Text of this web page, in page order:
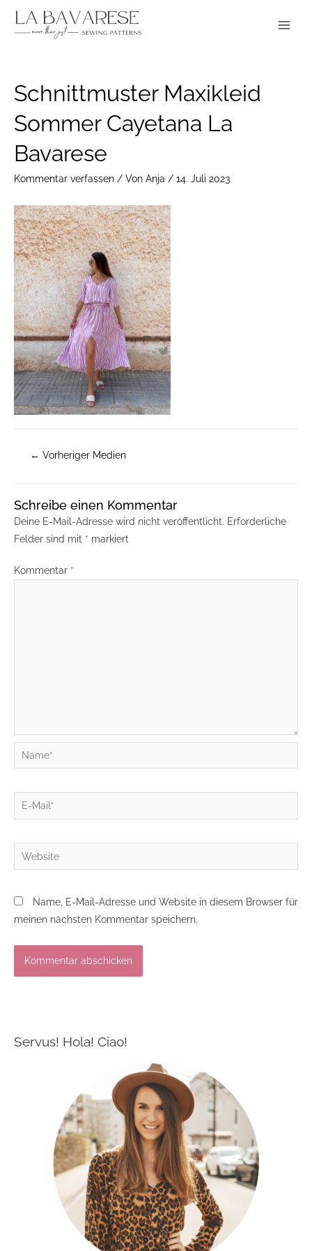
Inhalt
Schnittmuster Maxikleid
Sommer Cayetana La
Bavarese
Kommentar verfassen / Von Anja / 14. Juli 2023
navigation
← Vorheriger Medien
Schreibe einen Kommentar
Deine E-Mail-Adresse wird nicht veröffentlicht. Erforderliche
Felder sind mit * markiert
Kommentar *
Name*
E-
Mail*
Website
Name, E-Mail-Adresse und Website in diesem Browser für
meinen nächsten Kommentar speichern.
Servus! Hola! Ciao!